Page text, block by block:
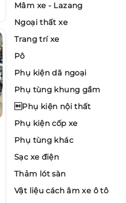
Mâm xe - Lazang
Ngoại thất xe
Trang trí xe
Pô
Phụ kiện dã ngoại
Phụ tùng khung gầm
Phụ kiện nội thất
Phụ kiện cốp xe
Phụ tùng khác
Sạc xe điện
Thảm lót sàn
Vật liệu cách âm xe ô tô